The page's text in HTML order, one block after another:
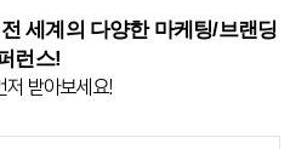
세계의 다양한 마케팅/브랜딩
런스!
저 받아보세요!